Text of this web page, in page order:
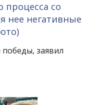
процесса со
нее негативные
заявил